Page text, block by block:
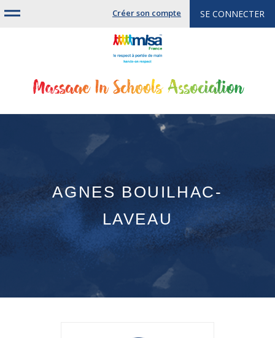
Jump
Créer son compte SE CONNECTER
AGNES BOUILHAC-
LAVEAU